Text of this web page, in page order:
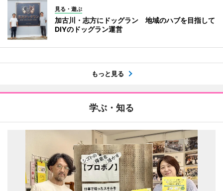
見る・遊ぶ
加古川・志方にドッグラン 地域のハブを目指して
DIYのドッグラン運営
もっと見る
学ぶ・知る